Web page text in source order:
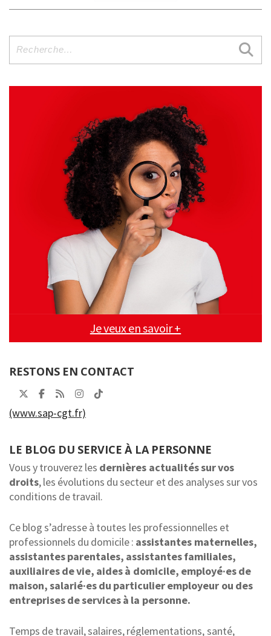
pour
Je veux en savoir +
RESTONS EN CONTACT
(www.sap-cgt.fr)
LE BLOG DU SERVICE À LA PERSONNE
Vous y trouverez les dernières actualités sur vos
droits, les évolutions du secteur et des analyses sur vos
conditions de travail.
Ce blog s’adresse à toutes les professionnelles et
professionnels du domicile : assistantes maternelles,
assistantes parentales, assistantes familiales,
auxiliaires de vie, aides à domicile, employé·es de
maison, salarié·es du particulier employeur ou des
entreprises de services à la personne.
Temps de travail, salaires, réglementations, santé,